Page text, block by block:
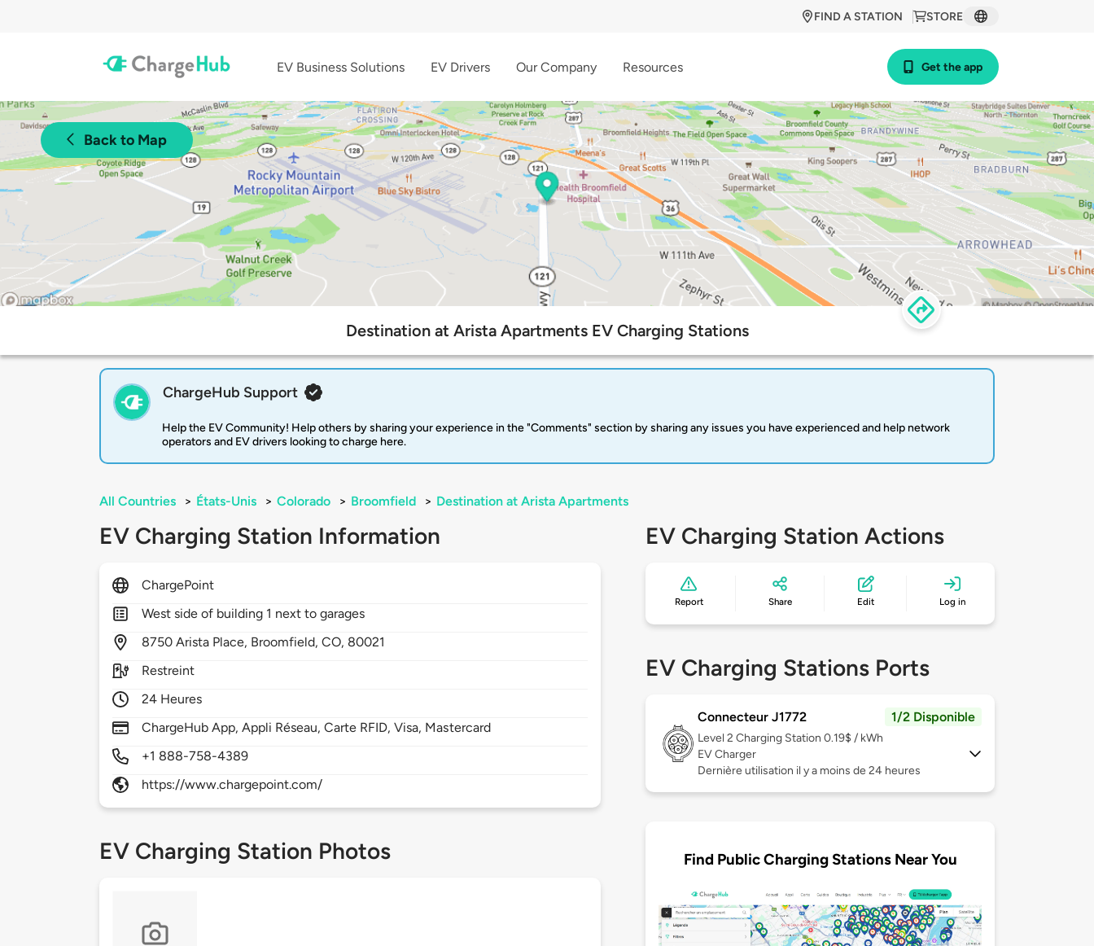
STORE
FIND A STATION
EV Business Solutions EV Drivers Our Company Resources Get the app
Back to Map
Destination at Arista Apartments EV Charging Stations
ChargeHub Support
Help the EV Community! Help others by sharing your experience in the "Comments" section by sharing any issues you have experienced and help network
operators and EV drivers looking to charge here.
All Countries > États-Unis > Colorado > Broomfield > Destination at Arista Apartments
EV Charging Station Information
ChargePoint
West side of building 1 next to garages
8750Arista Place, Broomfield,CO, 80021
Restreint
24 Heures
ChargeHub App, Appli Réseau, Carte RFID, Visa, Mastercard
+1 888-758-4389
https://www.chargepoint.com/
EV Charging Station Photos
EV Charging Station Actions
Report Share Edit Log in
EV Charging Stations Ports
Connecteur J1772 1/2 Disponible
Level 2 Charging Station 0.19$ / kWh
EV Charger
Dernière utilisation il y a moins de 24 heures
Find Public Charging Stations Near You